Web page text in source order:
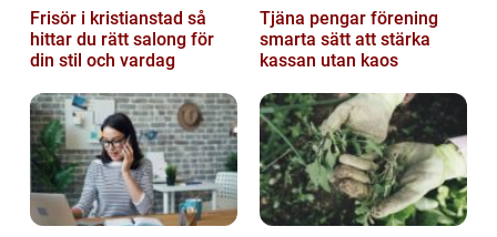
Frisör i kristianstad så
hittar du rätt salong för
din stil och vardag
Tjäna pengar förening
smarta sätt att stärka
kassan utan kaos